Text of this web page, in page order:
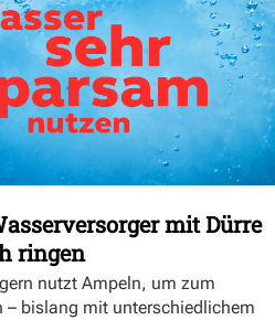
mit Dürre
ringen
nutzt Ampeln, um zum
– bislang mit unterschiedlichem